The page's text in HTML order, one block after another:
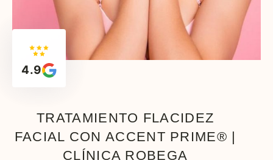
TRATAMIENTO FLACIDEZ
FACIAL CON ACCENT PRIME® |
CLÍNICA ROBEGA
4.9